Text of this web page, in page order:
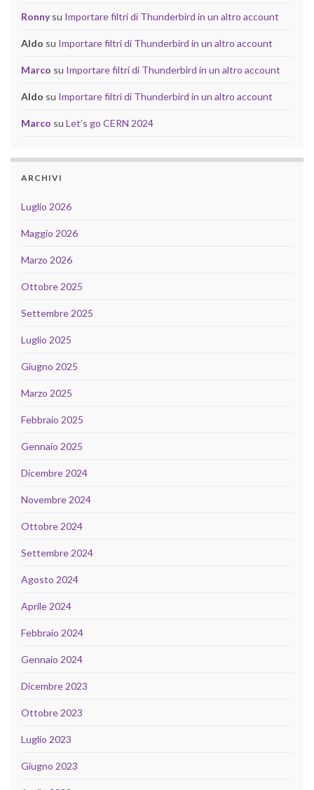
Ronnysu Importare filtri di Thunderbird in un altro account
Aldo su Importare filtri di Thunderbird in un altro account
Marco su Importare filtri di Thunderbird in un altro account
Aldo su Importare filtri di Thunderbird in un altro account
Marco su Let’s go CERN 2024
ARCHIVI
Luglio 2026
Maggio 2026
Marzo 2026
Ottobre 2025
Settembre 2025
Luglio 2025
Giugno 2025
Marzo 2025
Febbraio 2025
Gennaio 2025
Dicembre 2024
Novembre 2024
Ottobre 2024
Settembre 2024
Agosto 2024
Aprile 2024
Febbraio 2024
Gennaio 2024
Dicembre 2023
Ottobre 2023
Luglio 2023
Giugno 2023